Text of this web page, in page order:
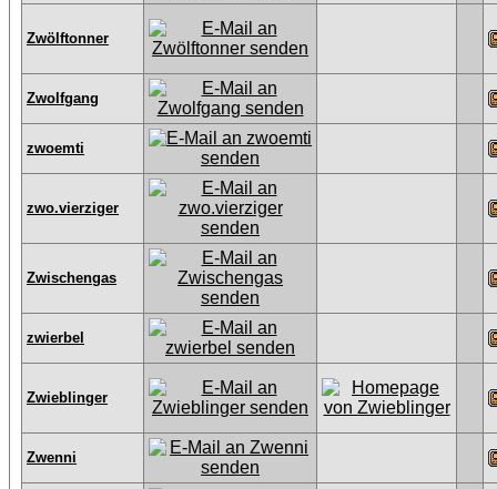
Zwölftonner
Zwolfgang
zwoemti
zwo.vierziger
Zwischengas
zwierbel
Zwieblinger
Zwenni